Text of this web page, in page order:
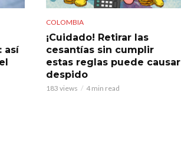
así
COLOMBIA
¡Cuidado! Retirar las
cesantías sin cumplir
estas reglas puede causar
despido
183 views 4 min read